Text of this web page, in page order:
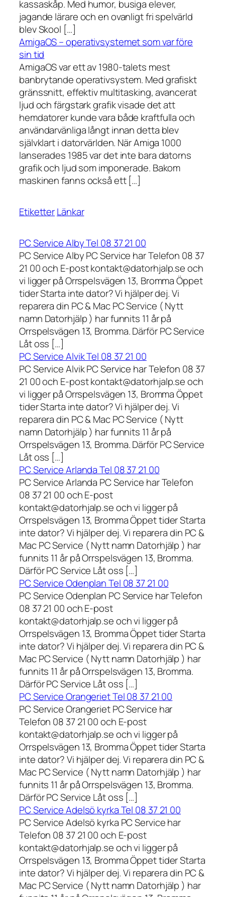
kassaskåp. Med humor, busiga elever,
jagande lärare och en ovanligt fri spelvärld
blev Skool […]
AmigaOS – operativsystemet som var före
sin tid
AmigaOS var ett av 1980-talets mest
banbrytande operativsystem. Med grafiskt
gränssnitt, effektiv multitasking, avancerat
ljud och färgstark grafik visade det att
hemdatorer kunde vara både kraftfulla och
användarvänliga långt innan detta blev
självklart i datorvärlden. När Amiga 1000
lanserades 1985 var det inte bara datorns
grafik och ljud som imponerade. Bakom
maskinen fanns också ett […]
EtiketterLänkar
PC Service Alby Tel 08 37 21 00
PC Service Alby PC Service har Telefon 08 37
21 00 och E-post kontakt@datorhjalp.se och
vi ligger på Orrspelsvägen 13, Bromma Öppet
tider Starta inte dator? Vi hjälper dej. Vi
reparera din PC & Mac PC Service ( Nytt
namn Datorhjälp ) har funnits 11 år på
Orrspelsvägen 13, Bromma. Därför PC Service
Låt oss […]
PC Service Alvik Tel 08 37 21 00
PC Service Alvik PC Service har Telefon 08 37
21 00 och E-post kontakt@datorhjalp.se och
vi ligger på Orrspelsvägen 13, Bromma Öppet
tider Starta inte dator? Vi hjälper dej. Vi
reparera din PC & Mac PC Service ( Nytt
namn Datorhjälp ) har funnits 11 år på
Orrspelsvägen 13, Bromma. Därför PC Service
Låt oss […]
PC Service Arlanda Tel 08 37 21 00
PC Service Arlanda PC Service har Telefon
08 37 21 00 och E-post
kontakt@datorhjalp.se och vi ligger på
Orrspelsvägen 13, Bromma Öppet tider Starta
inte dator? Vi hjälper dej. Vi reparera din PC &
Mac PC Service ( Nytt namn Datorhjälp ) har
funnits 11 år på Orrspelsvägen 13, Bromma.
Därför PC Service Låt oss […]
PC Service Odenplan Tel 08 37 21 00
PC Service Odenplan PC Service har Telefon
08 37 21 00 och E-post
kontakt@datorhjalp.se och vi ligger på
Orrspelsvägen 13, Bromma Öppet tider Starta
inte dator? Vi hjälper dej. Vi reparera din PC &
Mac PC Service ( Nytt namn Datorhjälp ) har
funnits 11 år på Orrspelsvägen 13, Bromma.
Därför PC Service Låt oss […]
PC Service Orangeriet Tel 08 37 21 00
PC Service Orangeriet PC Service har
Telefon 08 37 21 00 och E-post
kontakt@datorhjalp.se och vi ligger på
Orrspelsvägen 13, Bromma Öppet tider Starta
inte dator? Vi hjälper dej. Vi reparera din PC &
Mac PC Service ( Nytt namn Datorhjälp ) har
funnits 11 år på Orrspelsvägen 13, Bromma.
Därför PC Service Låt oss […]
PC Service Adelsö kyrka Tel 08 37 21 00
PC Service Adelsö kyrka PC Service har
Telefon 08 37 21 00 och E-post
kontakt@datorhjalp.se och vi ligger på
Orrspelsvägen 13, Bromma Öppet tider Starta
inte dator? Vi hjälper dej. Vi reparera din PC &
Mac PC Service ( Nytt namn Datorhjälp ) har